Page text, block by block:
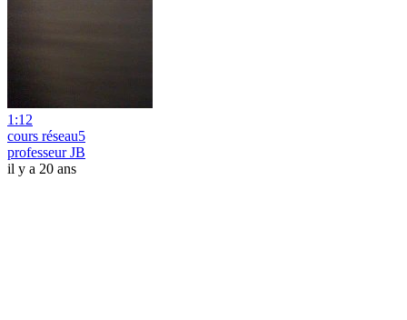
1:12
cours réseau5
professeur JB
il y a 20 ans